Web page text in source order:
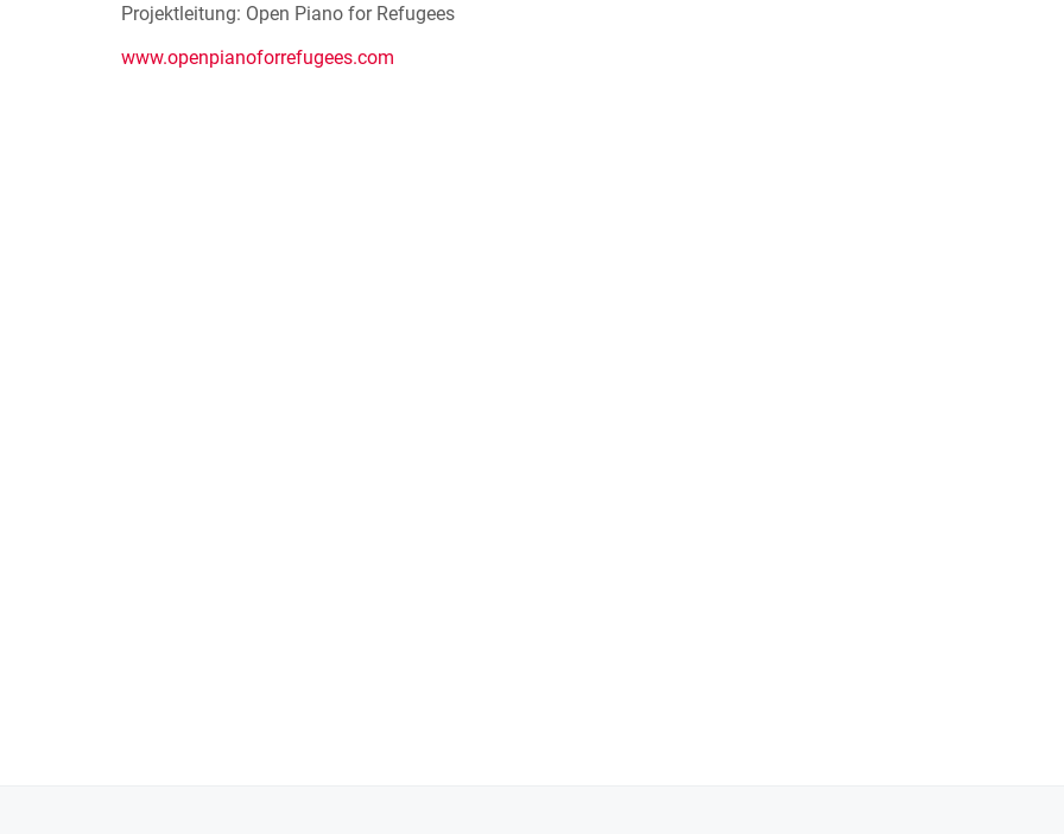
Projektleitung: Open Piano for Refugees
www.openpianoforrefugees.com